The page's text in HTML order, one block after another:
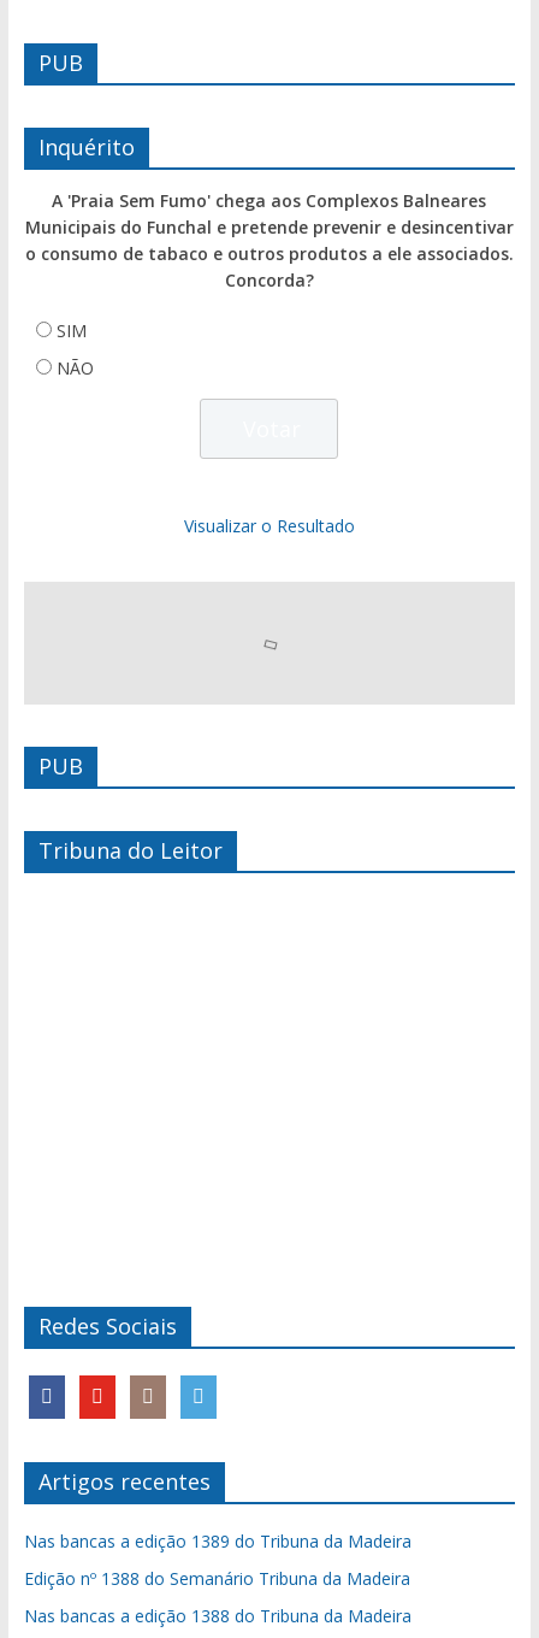
PUB
Inquérito
A 'Praia Sem Fumo' chega aos Complexos Balneares
Municipais do Funchal e pretende prevenir e desincentivar
o consumo de tabaco e outros produtos a ele associados.
Concorda?
SIM
NÃO
Visualizar o Resultado
PUB
Tribuna do Leitor
Redes Sociais
Artigos recentes
Nas bancas a edição 1389 do Tribuna da Madeira
Edição nº 1388 do Semanário Tribuna da Madeira
Nas bancas a edição 1388 do Tribuna da Madeira